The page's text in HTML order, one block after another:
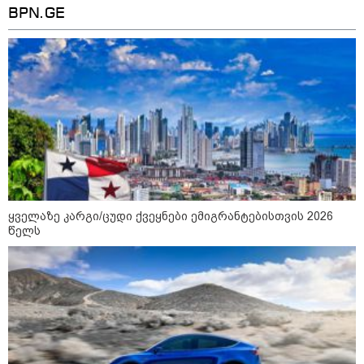
10:58 / 06-08-2026
"დადგება დრო და თქვენი დღევანდელი
"პოსტაობა" საკუთარ თავთან
შეგარცხვენთ... თქვენი შეცდომა არის
დანაშაულის ტოლფასი" - ეკა კუპატაძე
ნანუკა ჟორჟოლიანს
BPN.GE
ყველაზე კარგი/ცუდი ქვეყნები ემიგრანტებისთვის 2026
წელს